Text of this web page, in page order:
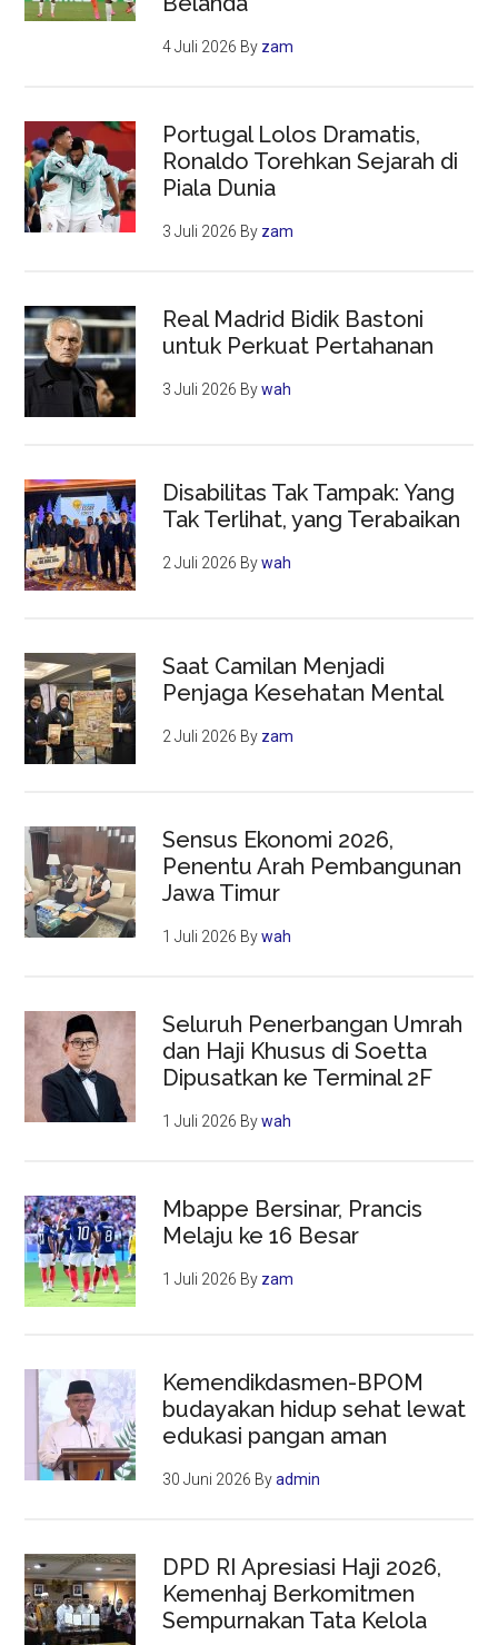
4 Juli 2026 By zam
Portugal Lolos Dramatis,
Ronaldo Torehkan Sejarah di
Piala Dunia
3 Juli 2026 By zam
Real Madrid Bidik Bastoni
untuk Perkuat Pertahanan
3 Juli 2026 Bywah
Disabilitas Tak Tampak: Yang
Tak Terlihat, yang Terabaikan
2 Juli 2026 Bywah
Saat Camilan Menjadi
Penjaga Kesehatan Mental
2 Juli 2026 By zam
Sensus Ekonomi 2026,
Penentu Arah Pembangunan
Jawa Timur
1 Juli 2026 Bywah
Seluruh Penerbangan Umrah
dan Haji Khusus di Soetta
Dipusatkan ke Terminal 2F
1 Juli 2026 Bywah
Mbappe Bersinar, Prancis
Melaju ke 16 Besar
1 Juli 2026 By zam
Kemendikdasmen-BPOM
budayakan hidup sehat lewat
edukasi pangan aman
30 Juni 2026 Byadmin
DPD RI Apresiasi Haji 2026,
Kemenhaj Berkomitmen
Sempurnakan Tata Kelola